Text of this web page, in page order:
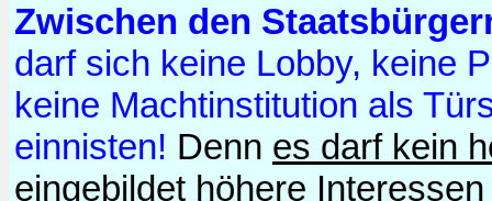
Zwischen den
darf sich keine Lobby, keine
keine Machtinstitution als
einnisten! Denn es darf kein
eingebildet höhere